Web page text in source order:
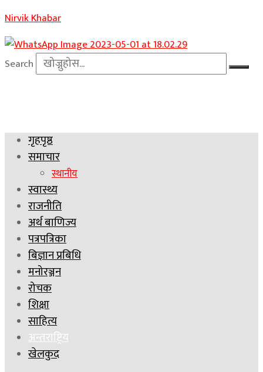
Nirvik Khabar
Search
गृहपृष्ठ
समाचार
स्थानीय
स्वास्थ्य
राजनीति
अर्थ बाणिज्य
पत्रपत्रिका
बिज्ञान प्रबिधि
मनोरञ्जन
रोचक
शिक्षा
साहित्य
अन्तराष्ट्रिय
खेलकुद